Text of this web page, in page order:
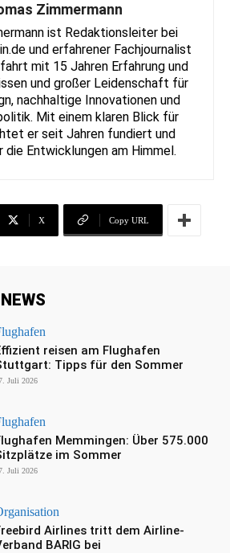
Zimmermann
ist Redaktionsleiter bei
und erfahrener Fachjournalist
mit 15 Jahren Erfahrung und
und großer Leidenschaft für
nachhaltige Innovationen und
Mit einem klaren Blick für
er seit Jahren fundiert und
die Entwicklungen am Himmel.
X Copy URL
reisen am Flughafen
Tipps für den Sommer
Juli 2026
Memmingen: Über 575.000
im Sommer
Juli 2026
Airlines tritt dem Airline-
BARIG bei